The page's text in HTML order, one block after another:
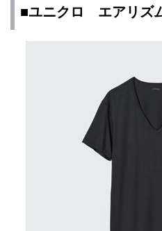
■ユニクロ エアリズ